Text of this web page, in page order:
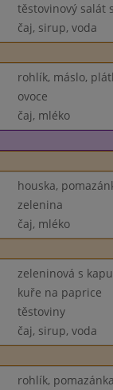
těstovinový salát
čaj, sirup, voda
rohlík, máslo,
ovoce
čaj, mléko
houska,
zelenina
čaj, mléko
zeleninová s
kuře na paprice
těstoviny
čaj, sirup, voda
rohlík,